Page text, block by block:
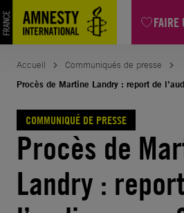
FAIRE
Aller
au
contenu
Accueil
Communiqués de presse
Procès de Martine Landry : report de
COMMUNIQUÉ DE PRESSE
Procès de
Landry :